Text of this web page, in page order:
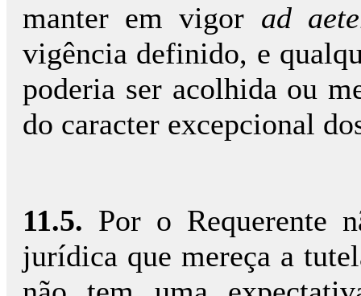
manter em vigor ad
vigência definido, e
poderia ser acolhida ou
do caracter excepcional
11.5. Por o Requerente
jurídica que mereça a